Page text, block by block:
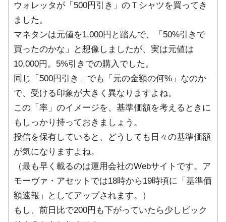
ウォレッタが「500円引き」のＴシャツを買ってき
ました。
マネタンは元値を1,000円と踏んで、「50%引きで
買ったのかな」と想像しましたが、実は元値は
10,000円。5%引きでの購入でした。
同じ「500円引き」でも「元の金額の何%」なのか
で、受ける印象が大きく異なりますよね。
この「率」のイメージを、基準価額を考えるときに
もしっかり持っておきましょう。
投信を保有していると、どうしても日々の基準価額
が気になりますよね。
（最も早く載るのは運用会社のWebサイトです。ア
モーヴァ・アセットでは18時から19時頃に「基準価
額速報」としてアップされます。）
もし、前日比で200円も下がっていたら少しビック